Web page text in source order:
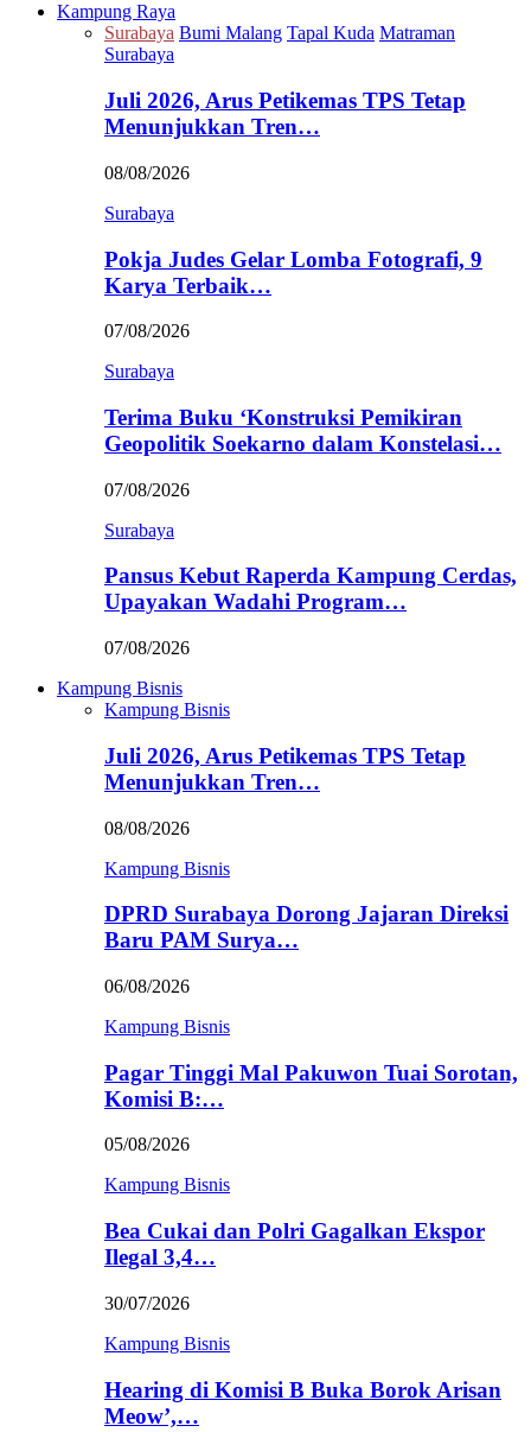
Kampung Raya
Surabaya Bumi Malang Tapal Kuda Matraman
Surabaya
Juli 2026, Arus Petikemas TPS Tetap
Menunjukkan Tren…
08/08/2026
Surabaya
Pokja Judes Gelar Lomba Fotografi, 9
Karya Terbaik…
07/08/2026
Surabaya
Terima Buku ‘Konstruksi Pemikiran
Geopolitik Soekarno dalam Konstelasi…
07/08/2026
Surabaya
Pansus Kebut Raperda Kampung Cerdas,
Upayakan Wadahi Program…
07/08/2026
Kampung Bisnis
Kampung Bisnis
Juli 2026, Arus Petikemas TPS Tetap
Menunjukkan Tren…
08/08/2026
Kampung Bisnis
DPRD Surabaya Dorong Jajaran Direksi
Baru PAM Surya…
06/08/2026
Kampung Bisnis
Pagar Tinggi Mal Pakuwon Tuai Sorotan,
Komisi B:…
05/08/2026
Kampung Bisnis
Bea Cukai dan Polri Gagalkan Ekspor
Ilegal 3,4…
30/07/2026
Kampung Bisnis
Hearing di Komisi B Buka Borok Arisan
Meow’,…